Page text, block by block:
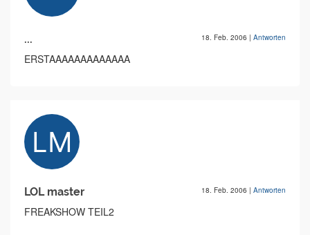
... 18. Feb. 2006 | Antworten
ERSTAAAAAAAAAAAAA
LOL master 18. Feb. 2006 | Antworten
FREAKSHOW TEIL2